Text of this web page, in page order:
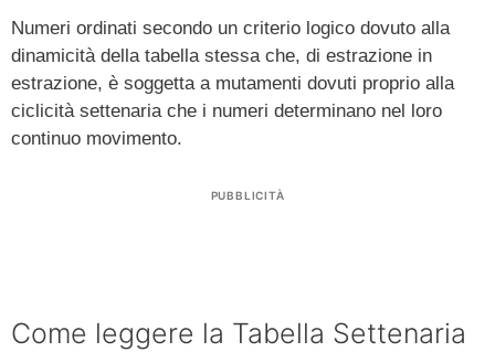
Numeri ordinati secondo un criterio logico dovuto alla
dinamicità della tabella stessa che, di estrazione in
estrazione, è soggetta a mutamenti dovuti proprio alla
ciclicità settenaria che i numeri determinano nel loro
continuo movimento.
PUBBLICITÀ
Come leggere la Tabella Settenaria